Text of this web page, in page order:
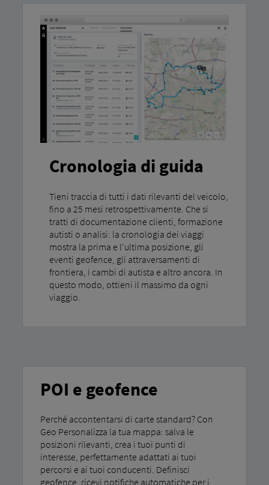
Cronologia di guida
Tieni traccia di tutti i dati rilevanti del veicolo,
fino a 25 mesi retrospettivamente. Che si
tratti di documentazione clienti, formazione
autisti o analisi: la cronologia dei viaggi
mostra la prima e l'ultima posizione, gli
eventi geofence, gli attraversamenti di
frontiera, i cambi di autista e altro ancora. In
questo modo, ottieni il massimo da ogni
viaggio.
POI e geofence
Perché accontentarsi di carte standard? Con
Geo Personalizza la tua mappa: salva le
posizioni rilevanti, crea i tuoi punti di
interesse, perfettamente adattati ai tuoi
percorsi e ai tuoi conducenti. Definisci
geofence, ricevi notifiche automatiche per i